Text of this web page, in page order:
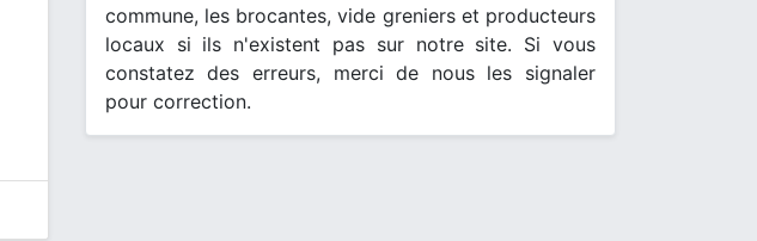
commune, les brocantes, vide greniers et producteurs
locaux si ils n'existent pas sur notre site. Si vous
constatez des erreurs, merci de nous les signaler
pour correction.